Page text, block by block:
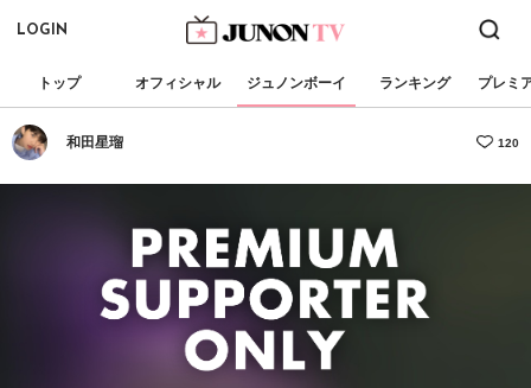
LOGIN
トップ オフィシャル ジュノンボーイ ランキング プレミ
和田星瑠 120